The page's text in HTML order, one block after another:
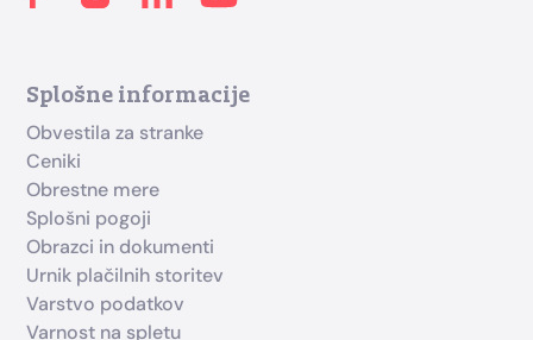
Splošne informacije
Obvestila za stranke
Ceniki
Obrestne mere
Splošni pogoji
Obrazci in dokumenti
Urnik plačilnih storitev
Varstvo podatkov
Varnost na spletu